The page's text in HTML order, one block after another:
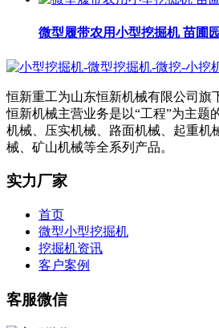
微型履带农用小型挖掘机 苗圃
恒新重工为山东恒新机械有限公司旗
恒新机械主营业务是以“工程”为主题
机械、压实机械、路面机械、起重机
械、矿山机械等全系列产品。
实力厂家
首页
微型小型挖掘机
挖掘机资讯
客户案例
客服微信